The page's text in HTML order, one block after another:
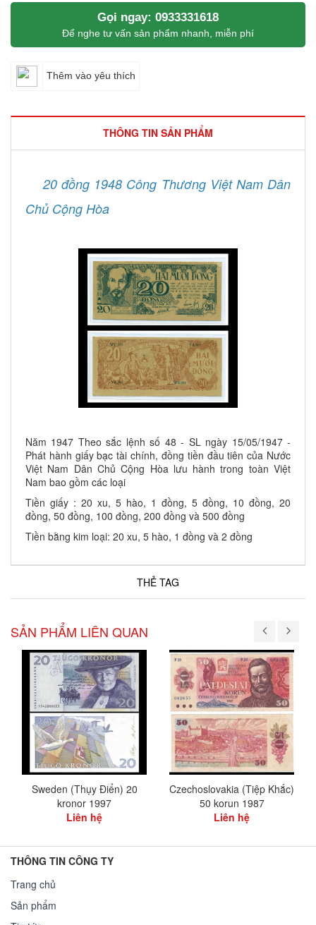
Gọi ngay: 0933331618
Để nghe tư vấn sản phẩm nhanh, miễn phí
Thêm vào yêu thích
THÔNG TIN SẢN PHẨM
20 đồng 1948 Công Thương Việt Nam Dân
Chủ Cộng Hòa
Năm 1947 Theo sắc lệnh số 48 - SL ngày 15/05/1947 -
Phát hành giấy bạc tài chính, đồng tiền đầu tiên của Nước
Việt Nam Dân Chủ Cộng Hòa lưu hành trong toàn Việt
Nam bao gồm các loại
Tiền giấy : 20 xu, 5 hào, 1 đồng, 5 đồng, 10 đồng, 20
đồng, 50 đồng, 100 đồng, 200 đồng và 500 đồng
Tiền bằng kim loại: 20 xu, 5 hào, 1 đồng và 2 đồng
THẺ TAG
SẢN PHẨM LIÊN QUAN
Sweden (Thụy Điển) 20
kronor 1997
Liên hệ
Czechoslovakia (Tiệp Khắc)
50 korun 1987
Liên hệ
THÔNG TIN CÔNG TY
Trang chủ
Sản phẩm